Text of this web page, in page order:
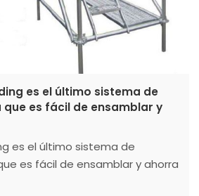
es el último sistema de
es fácil de ensamblar y
es el último sistema de
es fácil de ensamblar y ahorra